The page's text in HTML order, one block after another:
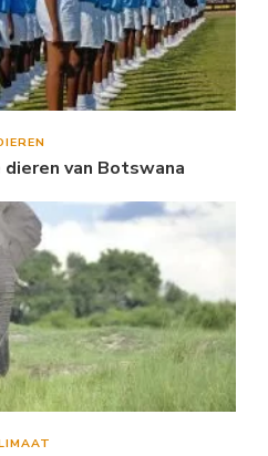
van Botswana